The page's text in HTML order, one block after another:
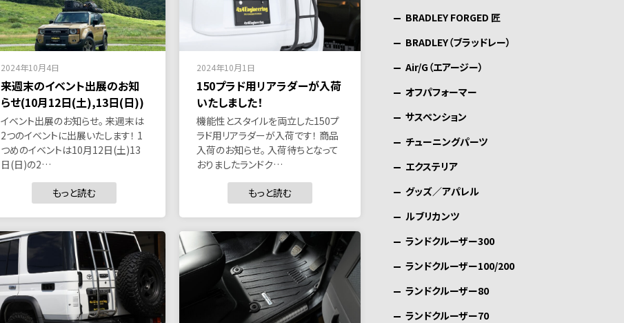
2024年10月4日
来週末のイベント出展のお知
らせ(10月12日(土),13日(日))
イベント出展のお知らせ。 来週末は
2つのイベントに出展いたします！ 1
つめのイベントは10月12日(土)13
日(日)の2…
もっと読む
2024年10月1日
150プラド用リアラダーが入荷
いたしました！
機能性とスタイルを両立した150プ
ラド用リアラダーが入荷です！ 商品
入荷のお知らせ。 入荷待ちとなって
おりましたランドク…
もっと読む
BRADLEY FORGED 匠
BRADLEY（ブラッドレー）
Air/G（エアージー）
オフパフォーマー
サスペンション
チューニングパーツ
エクステリア
グッズ／アパレル
ルブリカンツ
ランドクルーザー300
ランドクルーザー100/200
ランドクルーザー80
ランドクルーザー70